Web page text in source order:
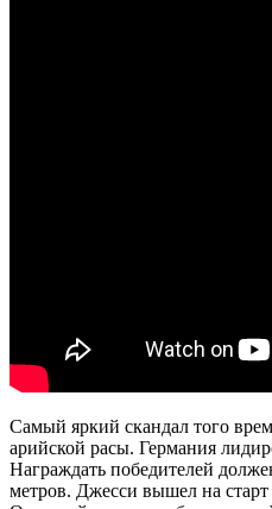
Самый яркий скандал того
арийской расы. Германия
Награждать победителей
метров. Джесси вышел на старт